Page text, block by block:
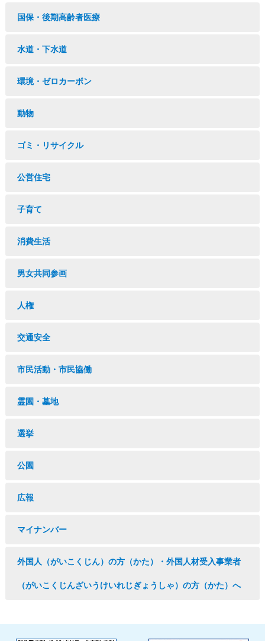
国保・後期高齢者医療
水道・下水道
環境・ゼロカーボン
動物
ゴミ・リサイクル
公営住宅
子育て
消費生活
男女共同参画
人権
交通安全
市民活動・市民協働
霊園・墓地
選挙
公園
広報
マイナンバー
外国人（がいこくじん）の方（かた）・外国人材受入事業者
（がいこくじんざいうけいれじぎょうしゃ）の方（かた）へ